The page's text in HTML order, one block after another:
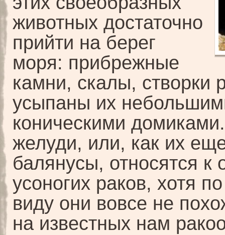
животных достаточно
прийти на берег
моря: прибрежные
камни, скалы, створки
усыпаны их
коническими
желуди, или, как их
балянусы, относятся к
усоногих раков, хотя
виду они вовсе не
на известных нам